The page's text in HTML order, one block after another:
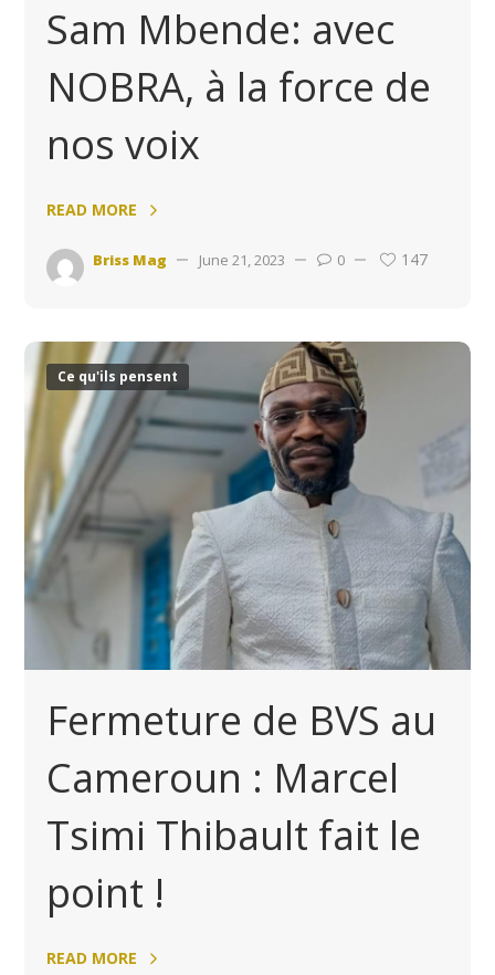
Sam Mbende: avec
NOBRA, à la force de
nos voix
READ MORE
Briss Mag June 21, 2023 0 147
Ce qu'ils pensent
Fermeture de BVS au
Cameroun : Marcel
Tsimi Thibault fait le
point !
READ MORE